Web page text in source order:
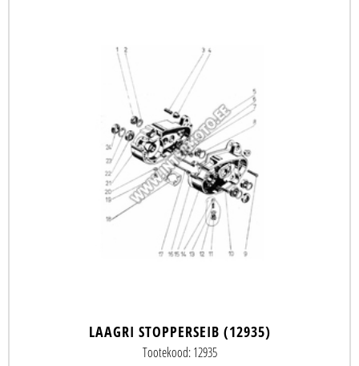
LAAGRI STOPPERSEIB (12935)
Tootekood: 12935